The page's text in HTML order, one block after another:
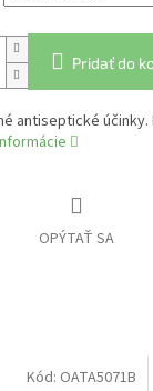
Pridať do
antiseptické
OPÝTAŤ SA
Kód: OATA5071B